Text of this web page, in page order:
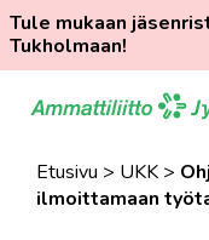
Tule mukaan
Tukholmaan!
suoraan
Etusivu > UKK >
ilmoittamaan